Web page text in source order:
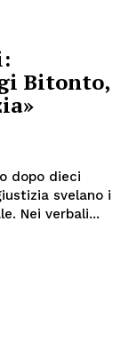
Bitonto,
dopo dieci
svelano i
Nei verbali...